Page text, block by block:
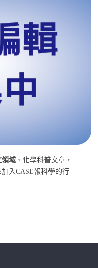
領域 、化學科普文章，
入CASE報科學的行